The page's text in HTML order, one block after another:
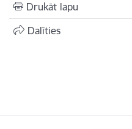
Drukāt lapu
Dalīties